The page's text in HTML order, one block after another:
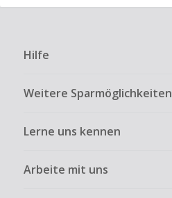
Hilfe
Weitere Sparmöglichkeiten
Lerne uns kennen
Arbeite mit uns